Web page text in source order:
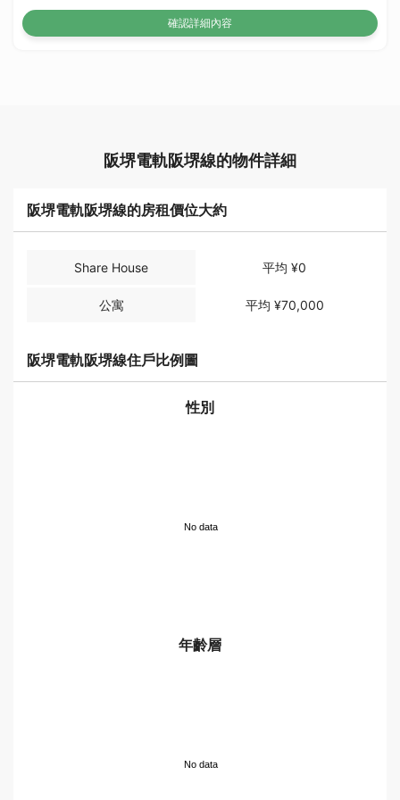
確認詳細內容
阪堺電軌阪堺線的物件詳細
阪堺電軌阪堺線的房租價位大約
Share House 平均 ¥0
公寓 平均 ¥70,000
阪堺電軌阪堺線住戶比例圖
性別
No data
年齡層
No data